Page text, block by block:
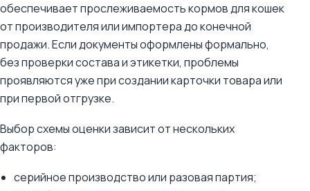
обеспечивает прослеживаемость кормов для кошек
от производителя или импортера до конечной
продажи. Если документы оформлены формально,
без проверки состава и этикетки, проблемы
проявляются уже при создании карточки товара или
при первой отгрузке.
Выбор схемы оценки зависит от нескольких
факторов:
серийное производство или разовая партия;